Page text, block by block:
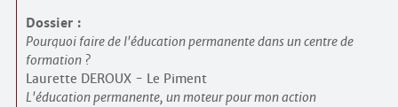
Dossier :
Pourquoi faire de l'éducation permanente dans un centre de
formation ?
Laurette DEROUX - Le Piment
L'éducation permanente, un moteur pour mon action